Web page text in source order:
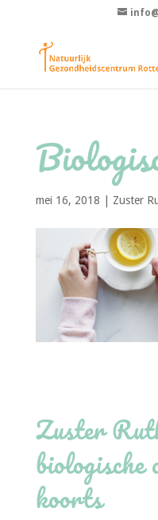
mei 16, 2018 Zuster
Zuster
biologische
koorts